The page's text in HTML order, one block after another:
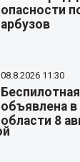
опасности
арбузов
08.8.2026 11:30
объявлена
области 8